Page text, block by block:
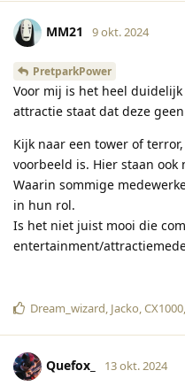
MM21 9 okt. 2024
PretparkPower
Voor mij is het heel
attractie staat dat deze
Kijk naar een tower of
voorbeeld is. Hier staan
Waarin sommige
in hun rol.
Is het niet juist mooi die
entertainment/
Dream_wizard, Jacko,CX1000
Quefox_ 13 okt. 2024